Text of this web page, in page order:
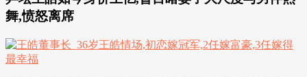
舞,愤怒离席